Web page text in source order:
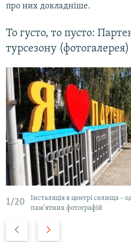
про них докладніше.
То густо, то пусто:
турсезону (фотогалерея)
1/20
Інсталяція в центрі селища –
пам'ятних фотографій